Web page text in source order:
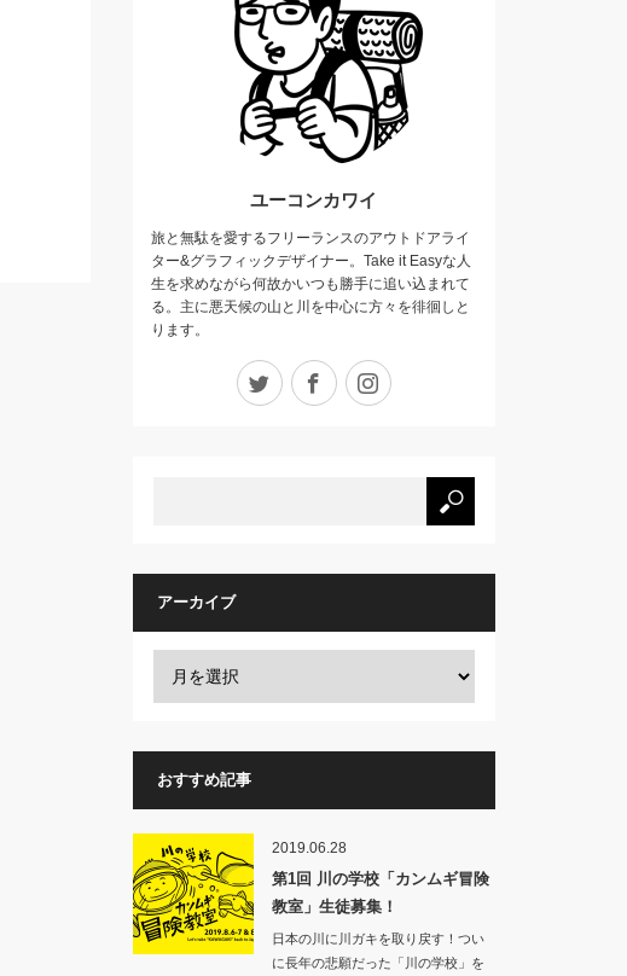
ユーコンカワイ
旅と無駄を愛するフリーランスのアウトドアライ
ター&グラフィックデザイナー。Take it Easyな人
生を求めながら何故かいつも勝手に追い込まれて
る。主に悪天候の山と川を中心に方々を徘徊しと
ります。
Twitter Facebook
アーカイブ
おすすめ記事
2019.06.28
第1回 川の学校「カンムギ冒険
教室」生徒募集！
日本の川に川ガキを取り戻す！つい
に長年の悲願だった「川の学校」を